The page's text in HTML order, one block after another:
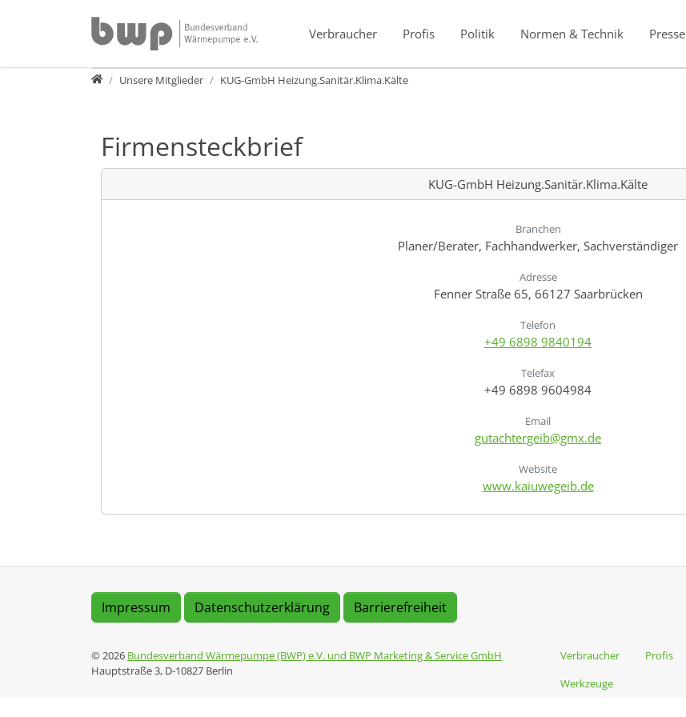
Verbraucher
Profis Politik Normen & Technik Presse
Verband
Unsere Mitglieder KUG-GmbH Heizung.Sanitär.Klima.Kälte
Firmensteckbrief
KUG-GmbH Heizung.Sanitär.Klima.Kälte
Branchen
Planer/Berater, Fachhandwerker, Sachverständiger
Adresse
Fenner Straße 65, 66127 Saarbrücken
Telefon
+49 6898 9840194
Telefax
+49 6898 9604984
Email
gutachtergeib@gmx.de
Website
www.kaiuwegeib.de
Impressum Datenschutzerklärung Barrierefreiheit
© 2026 Bundesverband Wärmepumpe (BWP) e.V. und BWP Marketing & Service GmbH
Hauptstraße 3, D-10827 Berlin
Verbraucher Profis
Werkzeuge